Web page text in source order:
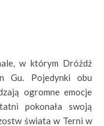
w którym Dróżdż
Gu. Pojedynki obu
ogromne emocje
pokonała swoją
świata w Terni w